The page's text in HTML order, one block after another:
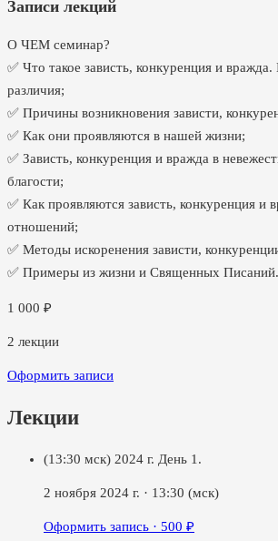
Записи лекций
О ЧЕМ семинар?
✅ Что такое зависть, конкуренция и
различия;
✅ Причины возникновения зависти,
✅ Как они проявляются в нашей жизни;
✅ Зависть, конкуренция и вражда в
благости;
✅ Как проявляются зависть, конкуренция и
отношений;
✅ Методы искоренения зависти,
✅ Примеры из жизни и Священных Писаний.
1 000 ₽
2 лекции
Оформить записи
Лекции
(13:30 мск) 2024 г. День 1.
2 ноября 2024 г. · 13:30 (мск)
Оформить запись · 500 ₽